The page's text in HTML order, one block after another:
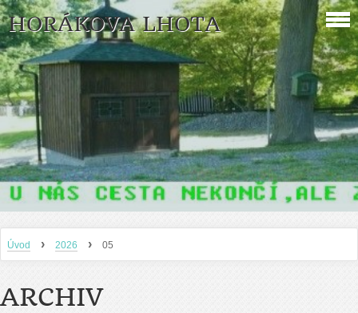
HORÁKOVA LHOTA
Úvod › 2026 › 05
ARCHIV